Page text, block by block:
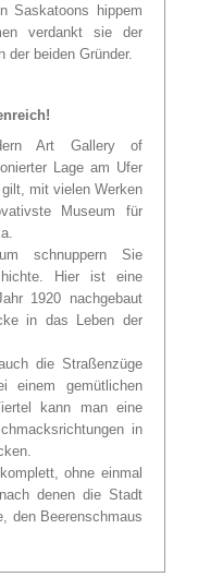
Saskatoons hippem
verdankt sie der
der beiden Gründer.
Art Gallery of
Lage am Ufer
mit vielen Werken
Museum für
schnuppern Sie
Hier ist eine
1920 nachgebaut
in das Leben der
die Straßenzüge
einem gemütlichen
kann man eine
in
ohne einmal
denen die Stadt
den Beerenschmaus